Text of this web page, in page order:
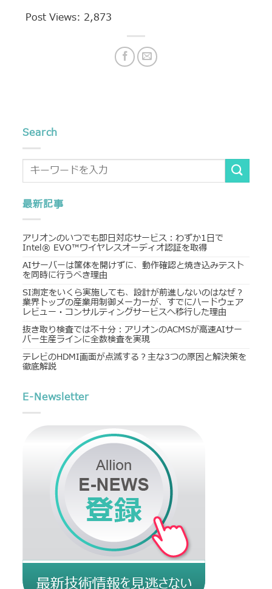
Post Views: 2,873
Search
最新記事
アリオンのいつでも即日対応サービス：わずか1日で
Intel® EVO™ワイヤレスオーディオ認証を取得
AIサーバーは筐体を開けずに、動作確認と焼き込みテスト
を同時に行うべき理由
SI測定をいくら実施しても、設計が前進しないのはなぜ？
業界トップの産業用制御メーカーが、すでにハードウェア
レビュー・コンサルティングサービスへ移行した理由
抜き取り検査では不十分：アリオンのACMSが高速AIサー
バー生産ラインに全数検査を実現
テレビのHDMI画面が点滅する？主な3つの原因と解決策を
徹底解説
E-Newsletter